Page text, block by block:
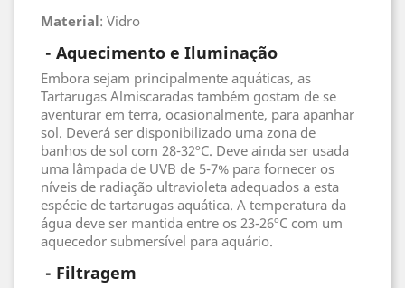
Material: Vidro
- Aquecimento e Iluminação
Embora sejam principalmente aquáticas, as
Tartarugas Almiscaradas também gostam de se
aventurar em terra, ocasionalmente, para apanhar
sol. Deverá ser disponibilizado uma zona de
banhos de sol com 28-32ºC. Deve ainda ser usada
uma lâmpada de UVB de 5-7% para fornecer os
níveis de radiação ultravioleta adequados a esta
espécie de tartarugas aquática. A temperatura da
água deve ser mantida entre os 23-26ºC com um
aquecedor submersível para aquário.
- Filtragem